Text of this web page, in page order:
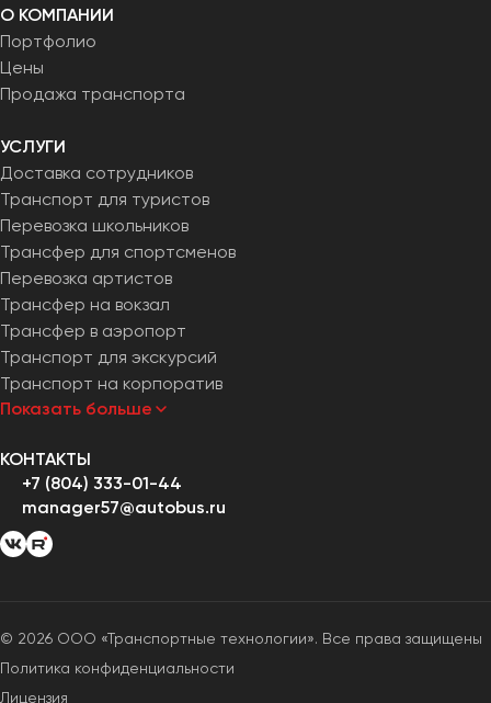
О КОМПАНИИ
Портфолио
Цены
Продажа транспорта
УСЛУГИ
Доставка сотрудников
Транспорт для туристов
Перевозка школьников
Трансфер для спортсменов
Перевозка артистов
Трансфер на вокзал
Трансфер в аэропорт
Транспорт для экскурсий
Транспорт на корпоратив
Показать больше
КОНТАКТЫ
+7 (804) 333-01-44
manager57@autobus.ru
© 2026 ООО «Транспортные технологии». Все права защищены
Политика конфиденциальности
Лицензия